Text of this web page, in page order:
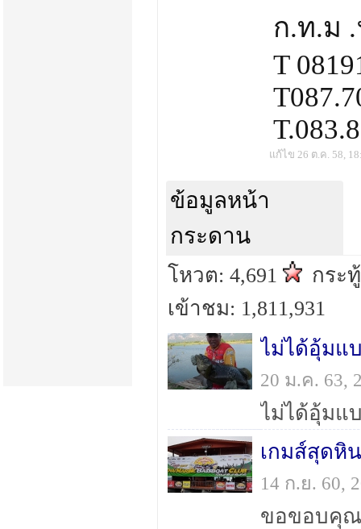
ก.ท.ม .
T
แก้ไข 26 ต.ค. 58,
ข้อมูลหน้า
กระดาน
โหวต: 4,691
กระ
เข้าชม: 1,811,931
20 ม.ค. 63,
ไม่ได้อุ้มแ
เกมส์สุดหิ
14 ก.ย. 60,